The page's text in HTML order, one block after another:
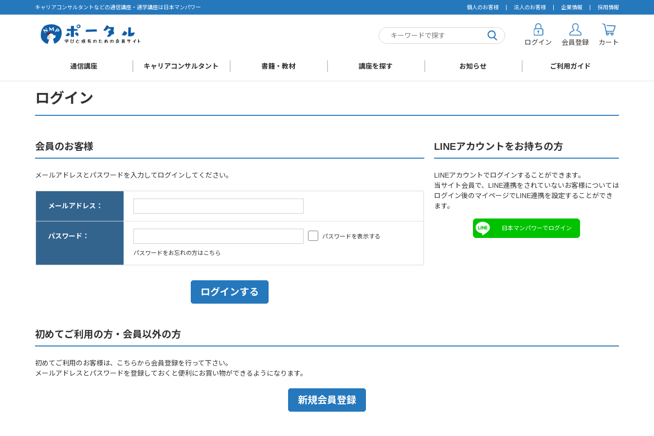
キャリアコンサルタントなどの通信講座・通学講座は日本マンパワー 個人のお客様 法人のお客様 企業情報 採用情報
ログイン 会員登録 カート
通信講座 キャリアコンサルタント 書籍・教材 講座を探す お知らせ ご利用ガイド
ログイン
会員のお客様
メールアドレスとパスワードを入力してログインしてください。
メールアドレス：
パスワード： パスワードを表示する
パスワードをお忘れの方はこちら
LINEアカウントをお持ちの方
LINEアカウントでログインすることができます。
当サイト会員で、LINE連携をされていないお客様については
ログイン後のマイページでLINE連携を設定することができ
ます。
日本マンパワーでログイン
初めてご利用の方・会員以外の方
初めてご利用のお客様は、こちらから会員登録を行って下さい。
メールアドレスとパスワードを登録しておくと便利にお買い物ができるようになります。